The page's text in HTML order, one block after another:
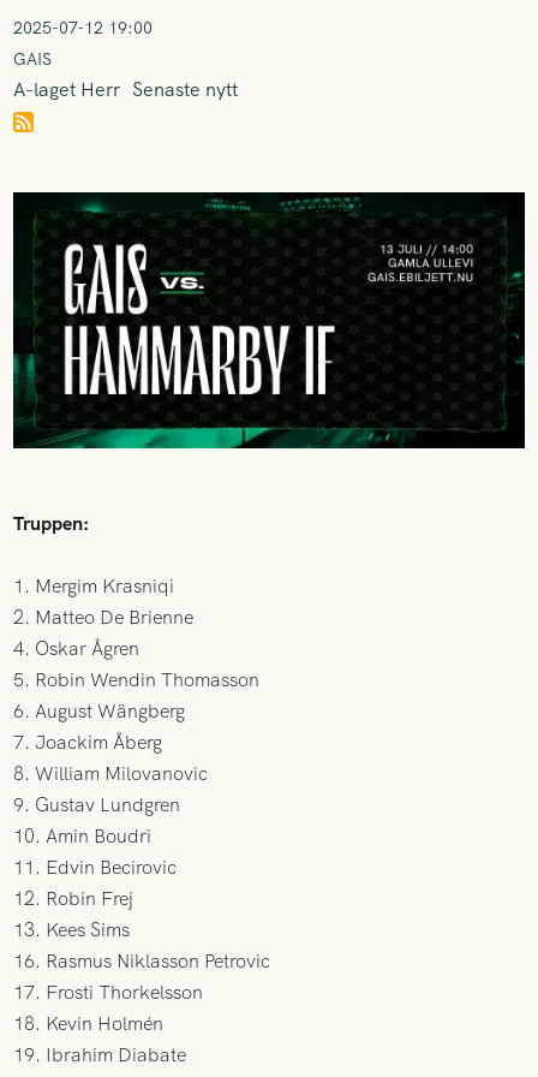
2025-07-12 19:00
GAIS
A-laget Herr Senaste nytt
Truppen:
1. Mergim Krasniqi
2. Matteo De Brienne
4. Oskar Ågren
5. Robin Wendin Thomasson
6. August Wängberg
7. Joackim Åberg
8. William Milovanovic
9. Gustav Lundgren
10. Amin Boudri
11. Edvin Becirovic
12. Robin Frej
13. Kees Sims
16. Rasmus Niklasson Petrovic
17. Frosti Thorkelsson
18. Kevin Holmén
19. Ibrahim Diabate